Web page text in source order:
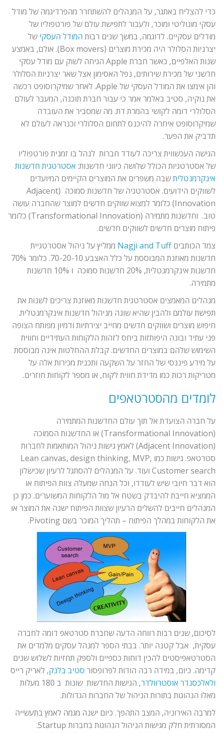
כדי להצליח באתגר, על המנהלים להשתחרר מהפרדיגמה של מודל
עסקי מונוליטי ומוכר, ולעבור לתפישת עולם של פורטפוליו של
מודלים עסקיים. לדוגמה, במשך שנים רבות המודל העסקי של
יצרניות הסלולר היה מכירת מוצרים (Box movers). אולם, באמצע
שנות האלפיים, כאשר חברת Apple הגיחה לשוק עם מודל עסקי
חדשני של מכירת שירותים, נפל האסימון אצל שאר יצרניות הסלולר
והן אימצו את המודל העסקי של Apple. לאחר שמיקרוסופט רכשה
את נוקיה, סטיב באלמר אמר כי עבור חברת תוכנה, המעבר לעולם
הסלולרי דומה לקושי בהמרת דת. מה שמסביר את העובדה
שמיקרוסופט איחרה להיכנס לתחום הסלולרי וכנראה לעולם לא
תדביק את הפער.
הגישה העכשווית צריכה לעודד חברות לנהל בו זמנית פורטפוליו
של אסטרטגיות הכולל שלושה כיווני חדשנות: אסטרטגית חדשנות
אינקרמנטליתשבה משפרים את המוצרים הקיימים המיועדים
לשווקים הידועים. אסטרטגיה של חדשנות סמוכה (Adjacent
Innovation) כלומר למצוא שווקים חדשים למוצר שהחברה עושה
טוב. וחדשנות מתמירה (Transformational Innovation) כלומר
פיתוח מוצרים חדשים לשווקים חדשים.
צמד הכותביםNagji and Tuff ממליץ על ניהול אסטרטגיית
חדשנות מאוזנת המבוססת על כלל האצבע 70-20-10. כלומר 70%
חדשנות אינקרמנטלית, 20% חדשנות סמוכה ו 10% חדשנות
מתמירה.
מנהלים המאמצים אסטרטגית חדשנות מאוזנת צריכים לשנות את
תפישת עולמם ולהבין שהיא שונה מניהול חדשנות אינקרמנטלית.
חיפוש מוצרים ושווקים חדשים מחייב יצירתיות ודמיון מפותח הצופה
פני עתיד ובונה היפותזות ביחס לזהות הלקוחות העתידיים וחווית
השימוש שלהם במוצרים החדשים. קבלת ההחלטות אינה מבוססת
על מידע פיננסי של החזר על השקעה ותכנית מכירות אלה על
מטריקות רכות כמו מדידת חווית לקוח, או מספר לקוחות חוזרים.
לומדים מהסטרטאפים
על חברה הצועדת אל תוך עולם החדשנות המתמירה
(Transformational Innovation) או החדשנות הסמוכה
(Adjacent Innovation) לאמץ גישות ניהול המותאמות לחברות
סטרטאפ. גישות כמו Lean canvas, design thinking, MVP,
Customer search ועוד. על המנהלים להסתגל לרעיון שכישלון
הוא דבר חיובי שיש לעודדו, וכל הנחה שמעלה צוות הפיתוח או
הממציא חייבת להיבדק בשטח אל מול הלקוחות המשוערים. כמן כן
המנהלים חייבים להשלים הרעיון שצוות הפיתוח ישנה את המוצר או
את הלקוחות במהלך הפיתוח – תהליך המוכר בשם Pivoting.
לסיכום, שנים רבות רווחה הדעה שחברת סטרטאפ דומה לחברה
עסקית, אבל קטנה יותר. בבתי הספר למנהל עסקים מלמדים את
הסטרטאפיסטים להכין דוחות כספיים ולספק תחזיות לשלוש שנים
קדימה. כיום, במידה רבה הודות לפרופסור סטיב בלנק, לאריק רייס
ולאלכסנדר אוסטרוולדר
, הגישות החדשות שונות ב 180 מעלות
מאלו הנהוגות בתורות הניהול של החברות הגדולות.
למרבה האירוניה, המצב התהפך. כיום ישנה מגמה לאמץ בתעשייה
המסורתית חלק מגישות הניהול הנהוגות בחברות Startup.